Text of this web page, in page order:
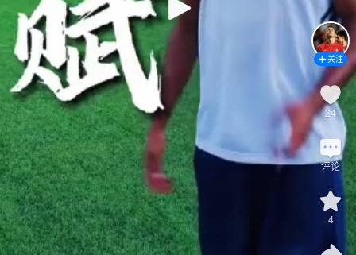
关注
24
评论
4